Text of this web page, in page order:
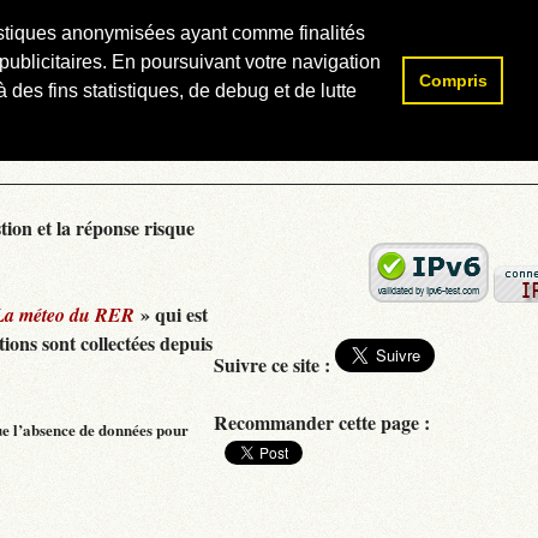
anonymisées ayant comme finalités
En poursuivant votre navigation
des fins statistiques, de debug et de lutte
Compris
et la réponse risque
méteo du RER » qui est
sont collectées depuis
de données pour
Rechercher :
Suivre ce site :
Recommander cette page :